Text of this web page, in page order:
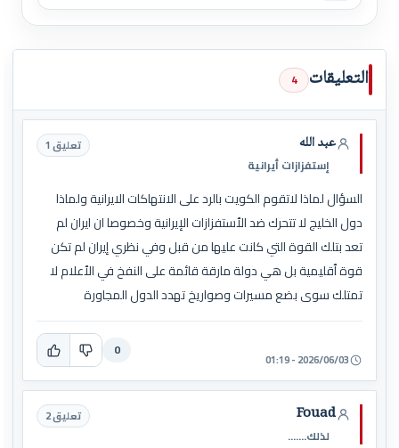
التعليقات 4
عبد الله
إستفزازات ٱيرانية
تعليق 1
السؤال لماذا لاتقوم الكويت بالرد على الانتهاكات الايرانية ولماذا
دول الخليج لا تتحرك ضد الٱستفزازات الإيرانية وخصوصا ان ايران لم
تعد بتلك القوة التي كانت عليها من قبل وفي نظري إيران لم تكن
قوة ٱقليمية بل هي دولة مارقة قائمة على النفخ في الٱعلام لا
تمتلك سوى بضع مسيرات وصواريخ تهدد الدول المجاورة
2026/06/03 - 01:19
0
Fouad
لذلك.......
تعليق 2